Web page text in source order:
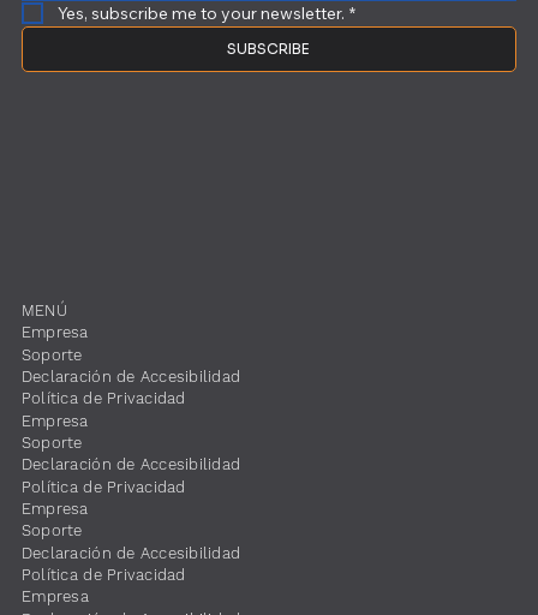
Yes, subscribe me to your newsletter. *
SUBSCRIBE
MENÚ
​Empresa
​Soporte
​Declaración de Accesibilidad
​Política de Privacidad
​Empresa
​Soporte
​Declaración de Accesibilidad
​Política de Privacidad
​Empresa
​Soporte
​Declaración de Accesibilidad
​Política de Privacidad
​Empresa